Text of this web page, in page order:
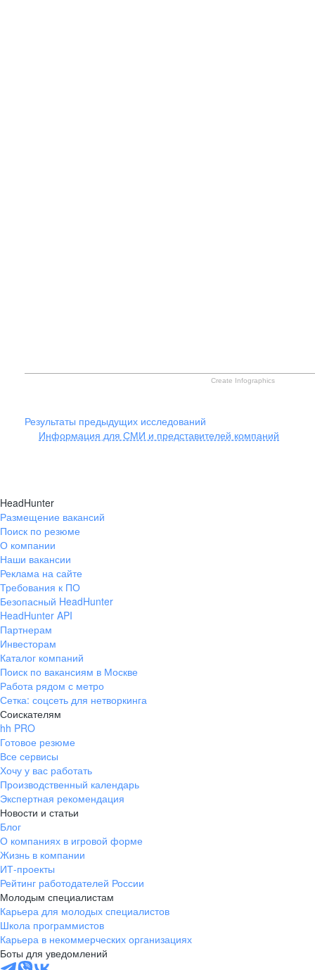
Create Infographics
Результаты предыдущих исследований
Информация для СМИ и представителей компаний
HeadHunter
Размещение вакансий
Поиск по резюме
О компании
Наши вакансии
Реклама на сайте
Требования к ПО
Безопасный HeadHunter
HeadHunter API
Партнерам
Инвесторам
Каталог компаний
Поиск по вакансиям в Москве
Работа рядом с метро
Сетка: соцсеть для нетворкинга
Соискателям
hh PRO
Готовое резюме
Все сервисы
Хочу у вас работать
Производственный календарь
Экспертная рекомендация
Новости и статьи
Блог
О компаниях в игровой форме
Жизнь в компании
ИТ-проекты
Рейтинг работодателей России
Молодым специалистам
Карьера для молодых специалистов
Школа программистов
Карьера в некоммерческих организациях
Боты для уведомлений